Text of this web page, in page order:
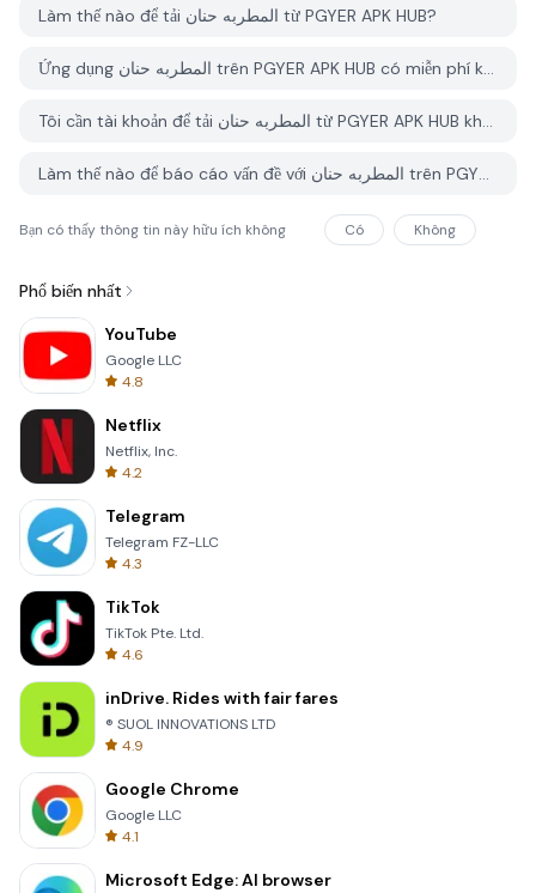
Làm thế nào để tải المطربه حنان từ PGYER APK HUB?
Ứng dụng المطربه حنان trên PGYER APK HUB có miễn phí không?
Tôi cần tài khoản để tải المطربه حنان từ PGYER APK HUB không?
Làm thế nào để báo cáo vấn đề với المطربه حنان trên PGYER APK HUB?
Bạn có thấy thông tin này hữu ích không Có Không
Phổ biến nhất
YouTube
Google LLC
4.8
Netflix
Netflix, Inc.
4.2
Telegram
Telegram FZ-LLC
4.3
TikTok
TikTok Pte. Ltd.
4.6
inDrive. Rides with fair fares
® SUOL INNOVATIONS LTD
4.9
Google Chrome
Google LLC
4.1
Microsoft Edge: AI browser